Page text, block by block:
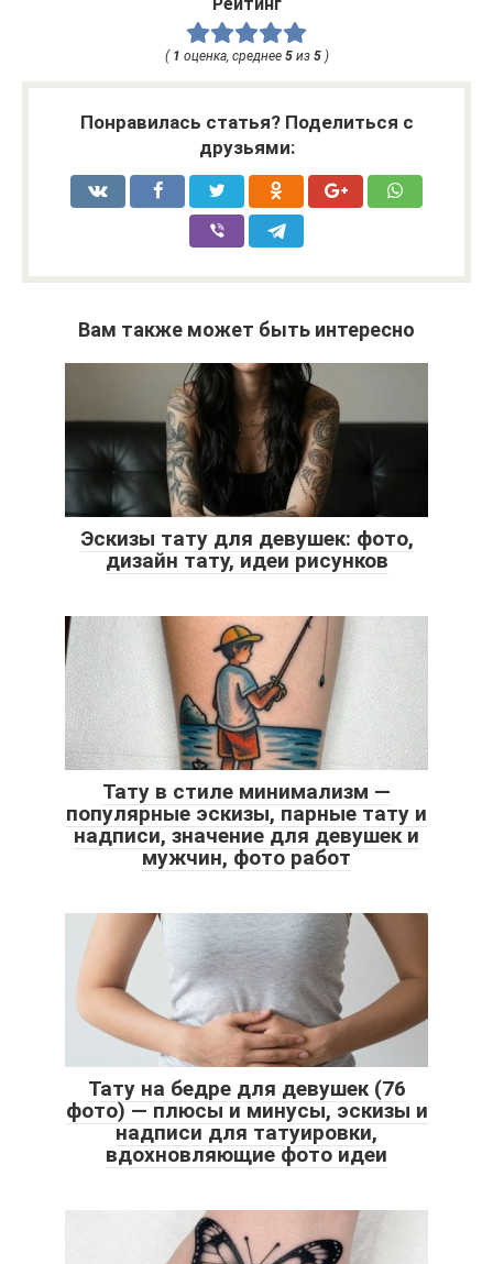
( 1 оценка, среднее 5из 5)
Понравилась статья? Поделиться с
друзьями:
Вам также может быть интересно
Эскизы тату для девушек: фото,
дизайн тату, идеи рисунков
Тату в стиле минимализм —
популярные эскизы, парные тату и
надписи, значение для девушек и
мужчин, фото работ
Тату на бедре для девушек (76
фото) — плюсы и минусы, эскизы и
надписи для татуировки,
вдохновляющие фото идеи